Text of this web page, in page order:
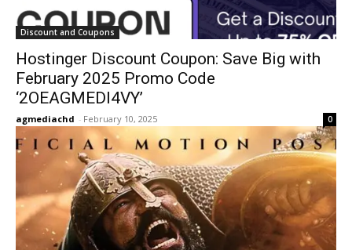
Discount and Coupons
Hostinger Discount Coupon: Save Big with
February 2025 Promo Code
‘2OEAGMEDI4VY’
agmediachd - February 10, 2025 0